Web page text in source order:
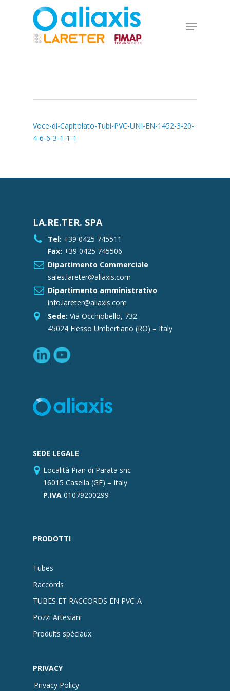
Menu
Voce-di-Capitolato-Tubi-PVC-UNI-EN-1452-3-20-
4-6-6-3-1-1-1
LA.RE.TER. SPA
Tel: +39 0425 745511
Fax: +39 0425 745506
Dipartimento Commerciale
sales.lareter@aliaxis.com
Dipartimento amministrativo
info.lareter@aliaxis.com
Sede: Via Occhiobello, 732
45024 Fiesso Umbertiano (RO) – Italy
SEDE LEGALE
Località Pian di Parata snc
16015 Casella (GE) – Italy
P.IVA 01079200299
PRODOTTI
Tubes
Raccords
TUBES ET RACCORDS EN PVC-A
Pozzi Artesiani
Produits spéciaux
PRIVACY
Privacy Policy